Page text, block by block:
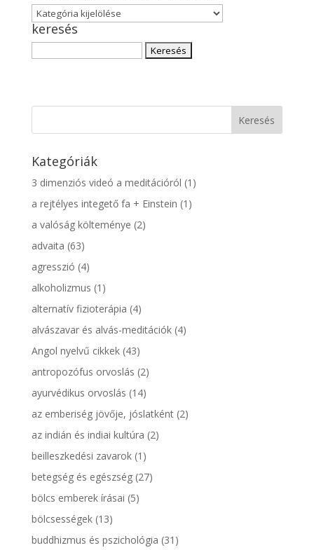
Cikk
kategória
(angol,
magyar)
keresés
Kategóriák
3 dimenziós videó a meditációról (1)
a rejtélyes integető fa + Einstein (1)
a valóság költeménye (2)
advaita (63)
agresszió (4)
alkoholizmus (1)
alternatív fizioterápia (4)
alvászavar és alvás-meditációk(4)
Angol nyelvű cikkek(43)
antropozófus orvoslás (2)
ayurvédikus orvoslás (14)
az emberiség jövője, jóslatként(2)
az indián és indiai kultúra (2)
beilleszkedési zavarok(1)
betegség és egészség(27)
bölcs emberek írásai (5)
bölcsességek(13)
buddhizmus és pszichológia (31)